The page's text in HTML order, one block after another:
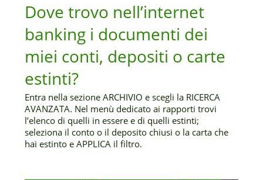
Dove trovo nell’internet
banking i documenti dei
miei conti, depositi o carte
estinti?
Entra nella sezione ARCHIVIO e scegli la RICERCA
AVANZATA. Nel menù dedicato ai rapporti trovi
l’elenco di quelli in essere e di quelli estinti;
seleziona il conto o il deposito chiusi o la carta che
hai estinto e APPLICA il filtro.